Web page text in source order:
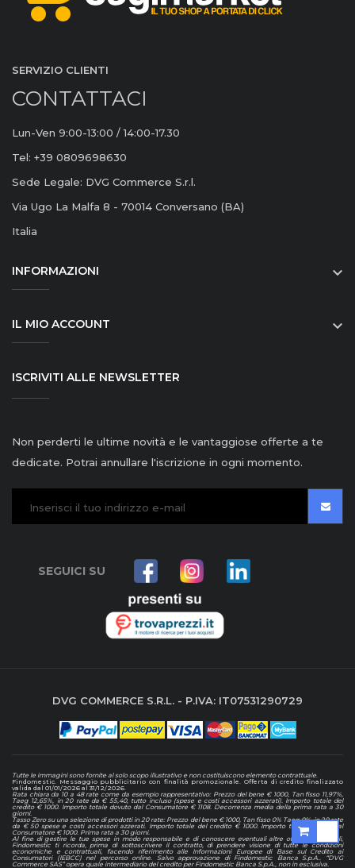
SERVIZIO CLIENTI
CONTATTACI
Lun-Ven 9:00-13:00 / 14:00-17.30
Tel: +39 0809698630
Sede Legale: DVG Commerce S.r.l.
Via Ugo La Malfa 8 - 70014 Conversano (BA)
Italia
INFORMAZIONI 
IL MIO ACCOUNT 
ISCRIVITI ALLE NEWSLETTER
Non perderti le ultime novità e le vantaggiose offerte a te
dedicate. Potrai annullare l'iscrizione in ogni momento.
SEGUICI SU
DVG COMMERCE S.R.L. - P.IVA: IT07531290729
Tutte le immagini sono fornite al solo scopo illustrativo e non costituiscono elemento contrattuale.
Findomestic. Messaggio pubblicitario con finalità promozionale. Offerta di credito finalizzato
valida dal 01/01/2026 al 31/12/2026.
Rata chiara da 10 a 48 rate come da esempio rappresentativo: Prezzo del bene € 1000, Tan fisso 11,97%,
Taeg 12,65%, in 20 rate da € 55,40, tutto incluso (spese e costi accessori azzerati). Importo totale del
credito € 1000. Importo totale dovuto dal Consumatore € 1108. Decorrenza media della prima rata a 30
giorni.
Tasso Zero su una selezione di prodotti in 20 rate: Prezzo del bene € 1000, Tan fisso 0% Taeg 0%, in 20 rate
da € 50 spese e costi accessori azzerati. Importo totale del credito € 1000. Importo totale dovuto dal
Consumatore € 1000. Prima rata a 30 giorni.
Al fine di gestire le tue spese in modo responsabile e di conoscere eventuali altre offerte disponibili,
Findomestic ti ricorda, prima di sottoscrivere il contratto, di prendere visione di tutte le condizioni
economiche e contrattuali, facendo riferimento alle Informazioni Europee di Base sul Credito ai
Consumatori (IEBCC) nel percorso online. Salvo approvazione di Findomestic Banca S.p.A.. “DVG
Commerce SAS” opera quale intermediario del credito per Findomestic Banca S.p.A., non in esclusiva.